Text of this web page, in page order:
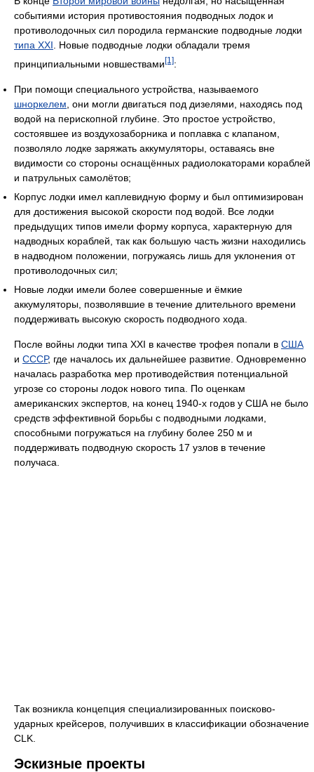
событиями история противостояния подводных лодок и
противолодочных сил породила германские подводные лодки
типа XXI . Новые подводные лодки обладали тремя
принципиальными новшествами[1]:
При помощи специального устройства, называемого
шноркелем , они могли двигаться под дизелями, находясь под
водой на перископной глубине. Это простое устройство,
состоявшее из воздухозаборника и поплавка с клапаном,
позволяло лодке заряжать аккумуляторы, оставаясь вне
видимости со стороны оснащённых радиолокаторами кораблей
и патрульных самолётов;
Корпус лодки имел каплевидную форму и был оптимизирован
для достижения высокой скорости под водой. Все лодки
предыдущих типов имели форму корпуса, характерную для
надводных кораблей, так как большую часть жизни находились
в надводном положении, погружаясь лишь для уклонения от
противолодочных сил;
Новые лодки имели более совершенные и ёмкие
аккумуляторы, позволявшие в течение длительного времени
поддерживать высокую скорость подводного хода.
После войны лодки типа XXI в качестве трофея попали в США
и СССР, где началось их дальнейшее развитие. Одновременно
началась разработка мер противодействия потенциальной
угрозе со стороны лодок нового типа. По оценкам
американских экспертов, на конец 1940-х годов у США не было
средств эффективной борьбы с подводными лодками,
способными погружаться на глубину более 250 м и
поддерживать подводную скорость 17 узлов в течение
получаса.
Так возникла концепция специализированных поисково-
ударных крейсеров, получивших в классификации обозначение
CLK.
Эскизные проекты